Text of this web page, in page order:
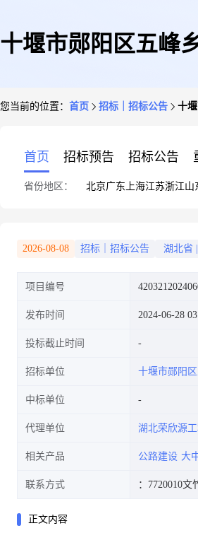
十堰市郧阳区五峰
设项目竞争性
您当前的位置： 首页 招标｜招标公告 十
首页 招标预告 招标公告
省份地区： 北京广东 上海江苏浙江山
2026-08-08 招标｜招标公告 湖北省
项目编号
发布时间 2024-06-28
投标截止时间
招标单位 十堰市郧阳
中标单位
代理单位 湖北荣欣源
相关产品 公路建设 大
联系方式 ：7720010文
正文内容